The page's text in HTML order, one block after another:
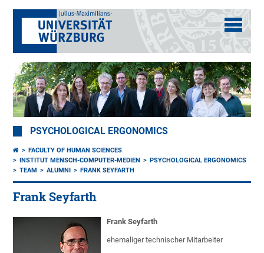
PSYCHOLOGICAL ERGONOMICS
FACULTY OF HUMAN SCIENCES
INSTITUT MENSCH-COMPUTER-MEDIEN
PSYCHOLOGICAL ERGONOMICS
TEAM
ALUMNI FRANK SEYFARTH
Frank Seyfarth
Frank Seyfarth
ehemaliger technischer Mitarbeiter